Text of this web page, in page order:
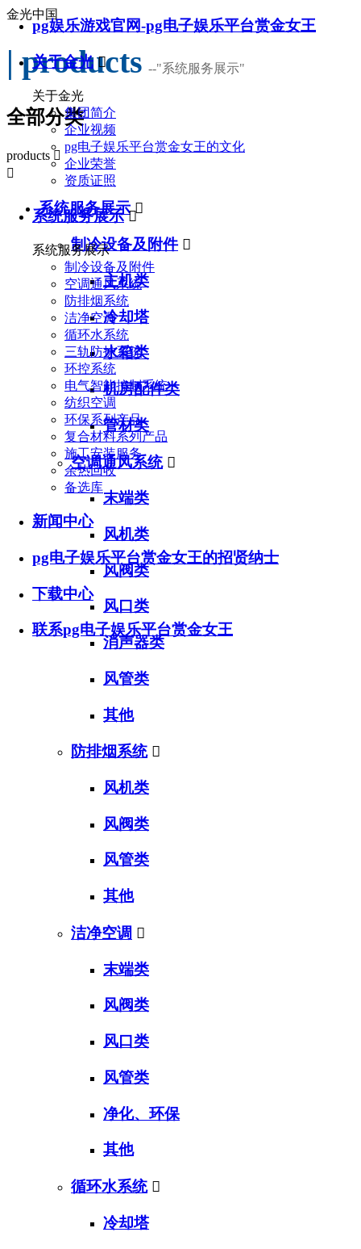
pg娱乐游戏官网-pg电子娱乐平台赏金女王
关于金光 
关于金光
集团简介
企业视频
pg电子娱乐平台赏金女王的文化
企业荣誉
资质证照
系统服务展示 
系统服务展示
制冷设备及附件
空调通风系统
防排烟系统
洁净空调
循环水系统
三轨防护系统
环控系统
电气智能控制系统
纺织空调
环保系列产品
复合材料系列产品
施工安装服务
余热回收
备选库
新闻中心
pg电子娱乐平台赏金女王的招贤纳士
下载中心
联系pg电子娱乐平台赏金女王
金光中国
| products --"系统服务展示"
全部分类
products 

系统服务展示 
制冷设备及附件 
主机类
冷却塔
水箱类
机房配件类
管材类
空调通风系统 
末端类
风机类
风阀类
风口类
消声器类
风管类
其他
防排烟系统 
风机类
风阀类
风管类
其他
洁净空调 
末端类
风阀类
风口类
风管类
净化、环保
其他
循环水系统 
冷却塔